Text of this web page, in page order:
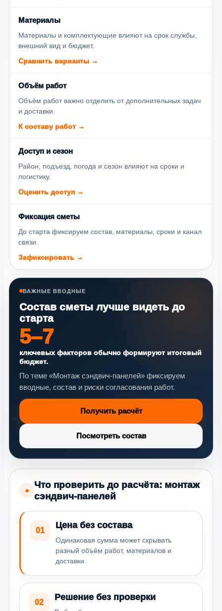
Материалы
Материалы и комплектующие влияют на срок службы,
внешний вид и бюджет.
Сравнить варианты →
Объём работ
Объём работ важно отделить от дополнительных задач
и доставки.
К составу работ →
Доступ и сезон
Район, подъезд, погода и сезон влияют на сроки и
логистику.
Оценить доступ →
Фиксация сметы
До старта фиксируем состав, материалы, сроки и канал
связи.
Зафиксировать →
ВАЖНЫЕ ВВОДНЫЕ
Состав сметы лучше видеть до
старта
5–7
ключевых факторов обычно формируют итоговый
бюджет.
По теме «Монтаж сэндвич-панелей» фиксируем
вводные, состав и риски согласования работ.
Получить расчёт
Посмотреть состав
●
Что проверить до расчёта: монтаж
сэндвич-панелей
01
Цена без состава
Одинаковая сумма может скрывать
разный объём работ, материалов и
доставки.
02
Решение без проверки